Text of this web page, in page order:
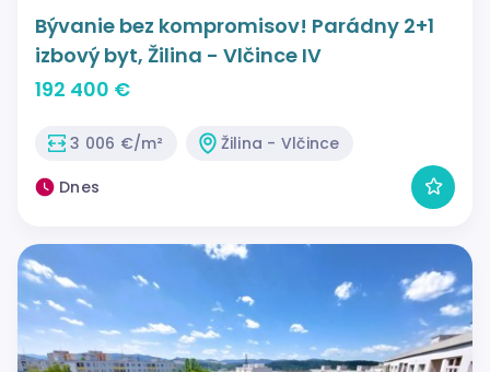
Bývanie bez kompromisov! Parádny 2+1
izbový byt, Žilina - Vlčince IV
192 400 €
3 006 €/m²
Žilina - Vlčince
Dnes